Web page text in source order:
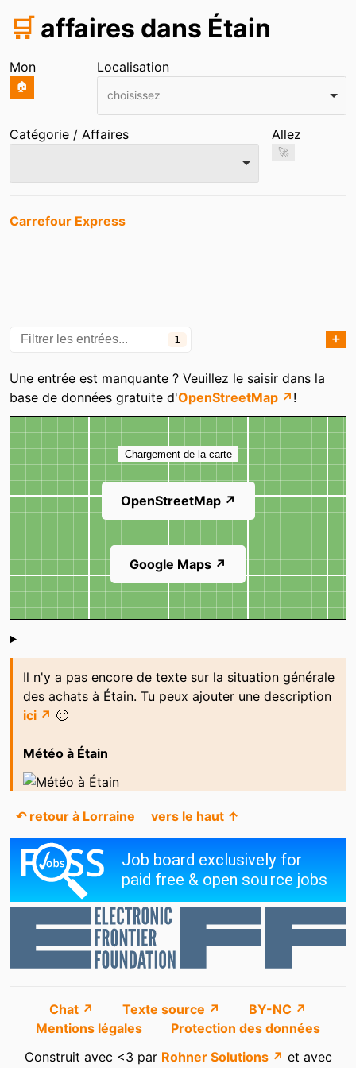
🛒 affaires dans Étain
Mon
🏠
Localisation
choisissez
Catégorie / Affaires Allez
🚀
Entrées
Carrefour Express
1 ➕
Catégories
Une entrée est manquante ? Veuillez le saisir dans la
base de données gratuite d'OpenStreetMap ↗ !
Carte
Chargement de la carte
OpenStreetMap ↗
Google Maps ↗
Shoutbox
Il n'y a pas encore de texte sur la situation générale
des achats à Étain. Tu peux ajouter une description
ici ↗ 🙂
Météo à Étain
↶ retour à Lorraine vers le haut ↑
Chat ↗ Texte source ↗
BY-NC ↗
Mentions légales
Protection des données
Construit avec <3 par Rohner Solutions ↗ et avec